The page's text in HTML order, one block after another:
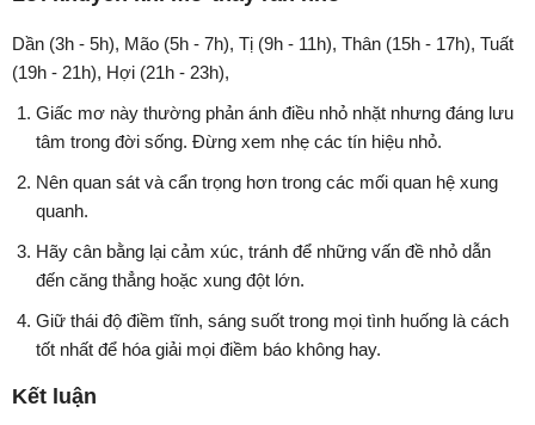
Dần (3h - 5h), Mão (5h - 7h), Tị (9h - 11h), Thân (15h - 17h), Tuất
(19h - 21h), Hợi (21h - 23h),
Giấc mơ này thường phản ánh điều nhỏ nhặt nhưng đáng lưu
tâm trong đời sống. Đừng xem nhẹ các tín hiệu nhỏ.
Nên quan sát và cẩn trọng hơn trong các mối quan hệ xung
quanh.
Hãy cân bằng lại cảm xúc, tránh để những vấn đề nhỏ dẫn
đến căng thẳng hoặc xung đột lớn.
Giữ thái độ điềm tĩnh, sáng suốt trong mọi tình huống là cách
tốt nhất để hóa giải mọi điềm báo không hay.
Kết luận